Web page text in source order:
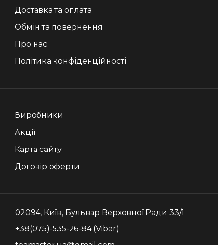
Доставка та оплата
Обмін та повернення
Про нас
Політика конфіденційності
Виробники
Акції
Карта сайту
Договір оферти
02094, Київ, Бульвар Верховної Ради 33/1
+38(075)-535-26-84 (Viber)